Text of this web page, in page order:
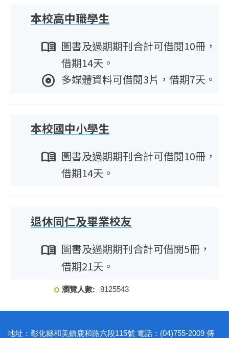
本校高中職學生
menu_book 圖書及過期期刊合計可借閱10冊，
借期14天。
album 多媒體資料可借閱3片，借期7天。
本校國中小學生
menu_book 圖書及過期期刊合計可借閱10冊，
借期14天。
退休同仁及畢業校友
menu_book 圖書及過期期刊合計可借閱5冊，
借期21天。
8125543
地址：彰化縣和美鎮鹿和路六段115號 電話：(04)755-2009 傳